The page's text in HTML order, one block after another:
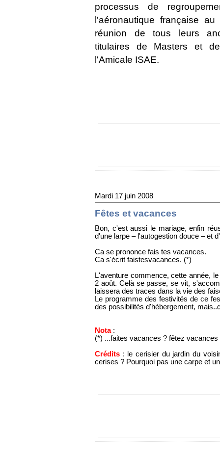
processus de
l'aéronautique française
réunion de tous leurs
titulaires de Masters et
l'Amicale ISAE.
Mardi 17 juin 2008
Fêtes et vacances
Bon, c'est aussi le mariage, enfin
d'une larpe – l'autogestion douce – et
Ca se prononce fais tes vacances.
Ca s'écrit faistesvacances. (*)
L'aventure commence, cette année,
2 août. Celà se passe, se vit,
laissera des traces dans la vie des
Le programme des festivités de ce
des possibilités d'hébergement,
Nota:
(*) ...faites vacances ? fêtez vacances
Crédits : le cerisier du jardin du
cerises ? Pourquoi pas une carpe et